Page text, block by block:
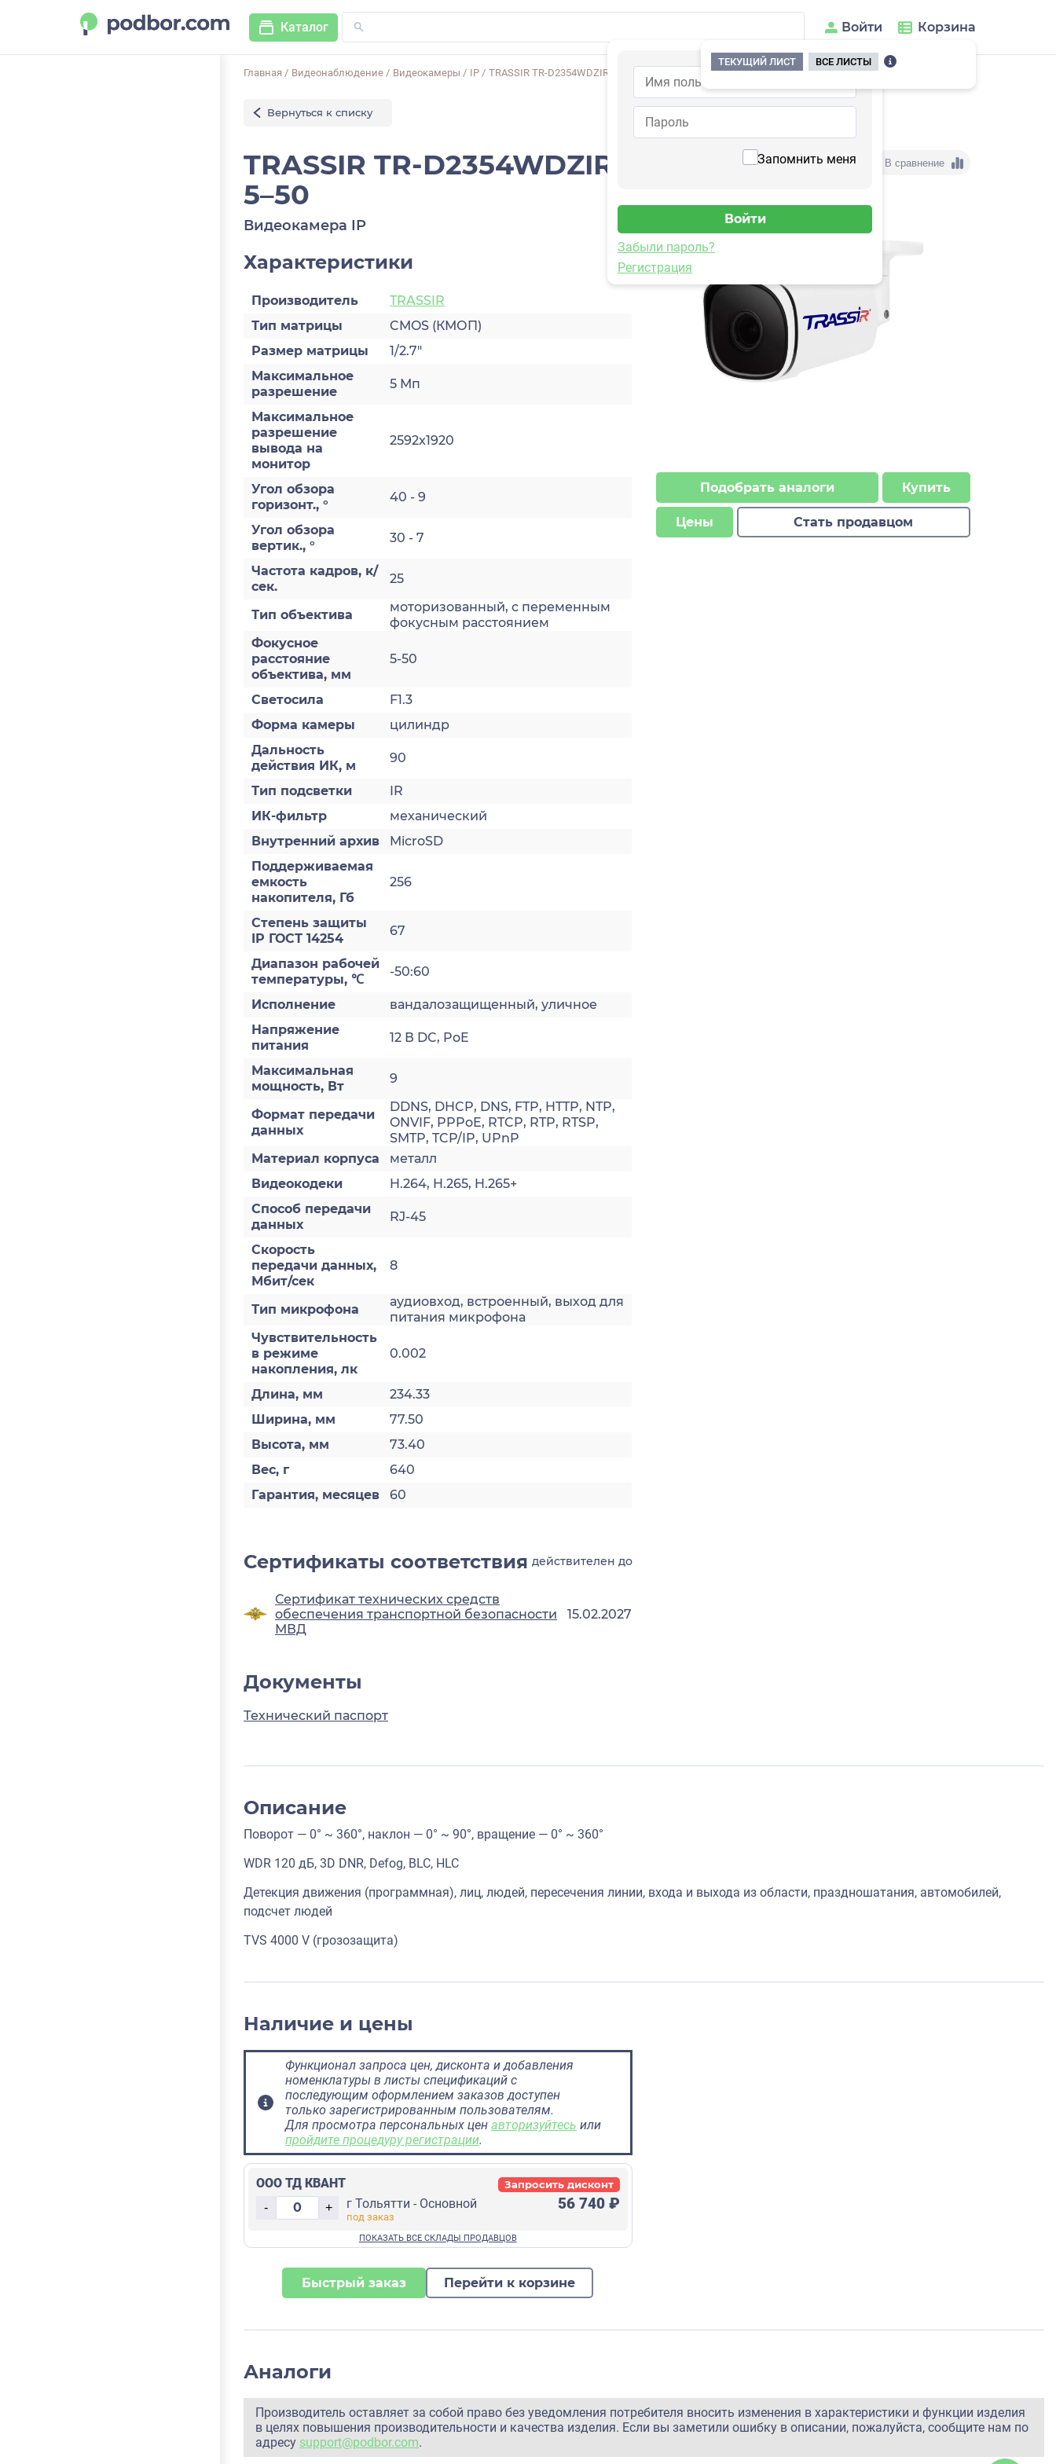
Каталог Войти
Запомнить меня
Забыли пароль?
Регистрация
Корзина
ТЕКУЩИЙ ЛИСТ
ВСЕ ЛИСТЫ
Главная / Видеонаблюдение / Видеокамеры / IP / TRASSIR TR-D2354WDZIR9 5–50
Вернуться к списку
TRASSIR TR-D2354WDZIR9
5–50
Видеокамера IP
Характеристики
Производитель
TRASSIR
Тип матрицы
CMOS (КМОП)
Размер матрицы
1/2.7″
Максимальное
разрешение
5 Мп
Максимальное
разрешение
вывода на
монитор
2592x1920
Угол обзора
горизонт., °
40 - 9
Угол обзора
вертик., °
30 - 7
Частота кадров, к/
сек.
25
Тип объектива
моторизованный, с переменным
фокусным расстоянием
Фокусное
расстояние
объектива, мм
5-50
Светосила
F1.3
Форма камеры
цилиндр
Дальность
действия ИК, м
90
Тип подсветки
IR
ИК-фильтр
механический
Внутренний архив
MicroSD
Поддерживаемая
емкость
накопителя, Гб
256
Степень защиты
IP ГОСТ 14254
67
Диапазон рабочей
температуры, ℃
-50:60
Исполнение
вандалозащищенный, уличное
Напряжение
питания
12 В DC, PoE
Максимальная
мощность, Вт
9
Формат передачи
данных
DDNS, DHCP, DNS, FTP, HTTP, NTP,
ONVIF, PPPoE, RTCP, RTP, RTSP,
SMTP, TCP/IP, UPnP
Материал корпуса
металл
Видеокодеки
H.264, H.265, H.265+
Способ передачи
данных
RJ-45
Скорость
передачи данных,
Мбит/сек
8
Тип микрофона
аудиовход, встроенный, выход для
питания микрофона
Чувствительность
в режиме
накопления, лк
0.002
Длина, мм
234.33
Ширина, мм
77.50
Высота, мм
73.40
Вес, г
640
Гарантия, месяцев
60
В сравнение
Подобрать аналоги Купить
Цены Стать продавцом
Сертификаты соответствия действителен до
Сертификат технических средств
обеспечения транспортной безопасности
МВД
15.02.2027
Документы
Технический паспорт
Описание
Поворот — 0° ~ 360°, наклон — 0° ~ 90°, вращение — 0° ~ 360°
WDR 120 дБ, 3D DNR, Defog, BLC, HLC
Детекция движения (программная), лиц, людей, пересечения линии, входа и выхода из области, праздношатания, автомобилей,
подсчет людей
TVS 4000 V (грозозащита)
Наличие и цены
Функционал запроса цен, дисконта и добавления
номенклатуры в листы спецификаций с
последующим оформлением заказов доступен
только зарегистрированным пользователям.
Для просмотра персональных цен авторизуйтесь или
пройдите процедуру регистрации.
ООО ТД КВАНТ
- + г Тольятти - Основной 56 740 ₽
Запросить дисконт
Быстрый заказ Перейти к корзине
Аналоги
Производитель оставляет за собой право без уведомления потребителя вносить изменения в характеристики и функции изделия
в целях повышения производительности и качества изделия. Если вы заметили ошибку в описании, пожалуйста, сообщите нам по
адресу support@podbor.com.